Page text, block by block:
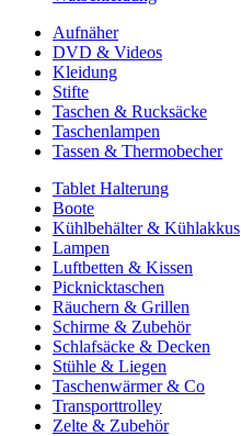
Aufnäher
DVD & Videos
Kleidung
Stifte
Taschen & Rucksäcke
Taschenlampen
Tassen & Thermobecher
Tablet Halterung
Boote
Kühlbehälter & Kühlakkus
Lampen
Luftbetten & Kissen
Picknicktaschen
Räuchern & Grillen
Schirme & Zubehör
Schlafsäcke & Decken
Stühle & Liegen
Taschenwärmer & Co
Transporttrolley
Zelte & Zubehör